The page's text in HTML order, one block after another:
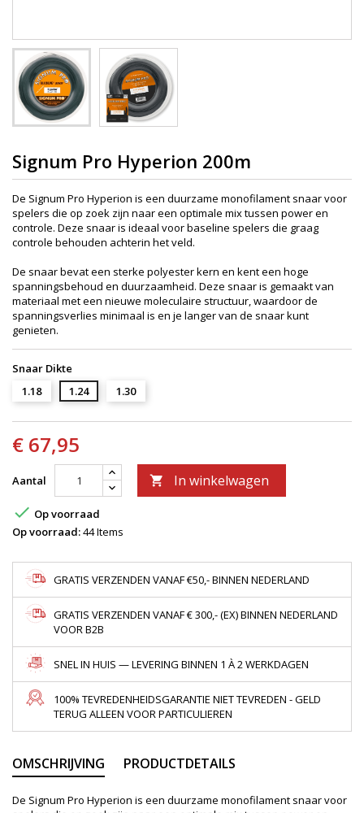
Signum Pro Hyperion 200m
De Signum Pro Hyperion is een duurzame monofilament snaar voor
spelers die op zoek zijn naar een optimale mix tussen power en
controle. Deze snaar is ideaal voor baseline spelers die graag
controle behouden achterin het veld.
De snaar bevat een sterke polyester kern en kent een hoge
spanningsbehoud en duurzaamheid. Deze snaar is gemaakt van
materiaal met een nieuwe moleculaire structuur, waardoor de
spanningsverlies minimaal is en je langer van de snaar kunt
genieten.
Snaar Dikte
1.18
1.24 1.30
€ 67,95
Aantal  In winkelwagen
 Op voorraad
Op voorraad:44 Items
GRATIS VERZENDEN VANAF €50,- BINNEN NEDERLAND
GRATIS VERZENDEN VANAF € 300,- (EX) BINNEN NEDERLAND
VOOR B2B
SNEL IN HUIS — LEVERING BINNEN 1 À 2 WERKDAGEN
100% TEVREDENHEIDSGARANTIE NIET TEVREDEN - GELD
TERUG ALLEEN VOOR PARTICULIEREN
OMSCHRIJVING PRODUCTDETAILS
De Signum Pro Hyperion is een duurzame monofilament snaar voor